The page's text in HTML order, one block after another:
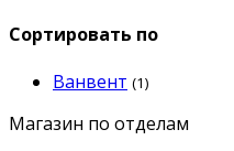
Сортировать по
Ванвент (1)
Магазин по отделам